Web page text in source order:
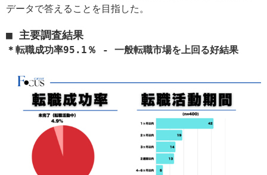
データで答えることを目指した。
■ 主要調査結果
＊転職成功率95.1％ - 一般転職市場を上回る好結果